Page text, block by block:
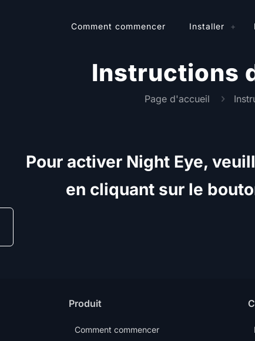
Comment commencer Installer
Instructions
Page d'accueil
Pour activer Night Eye,
en cliquant sur le
Produit
Comment commencer